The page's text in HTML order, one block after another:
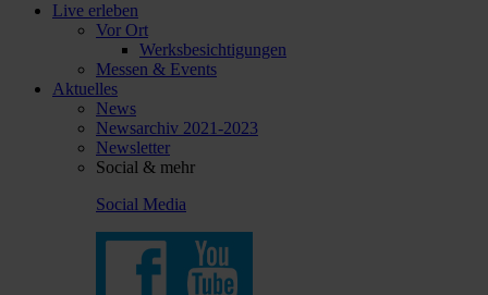
Live erleben
Vor Ort
Werksbesichtigungen
Messen & Events
Aktuelles
News
Newsarchiv 2021-2023
Newsletter
Social & mehr
Social Media